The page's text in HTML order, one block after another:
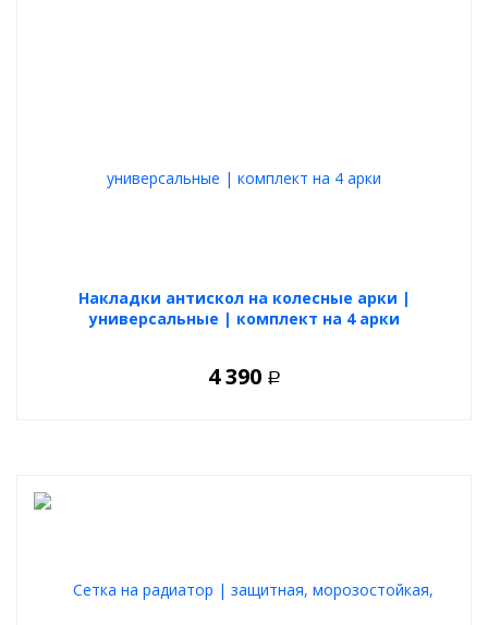
Накладки антискол на колесные арки |
универсальные | комплект на 4 арки
4 390 Р